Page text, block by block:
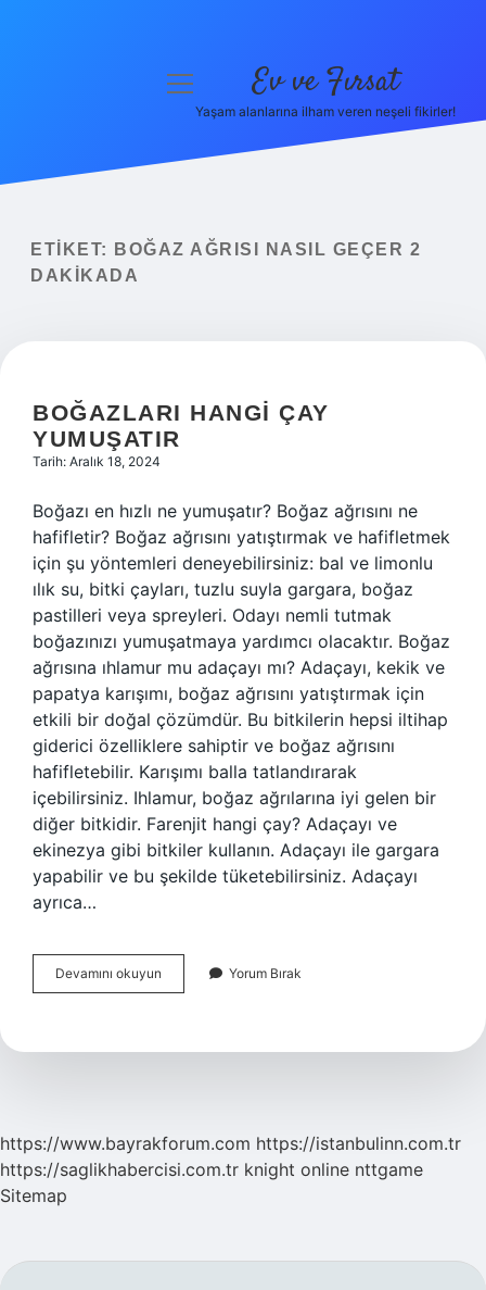
Yasal Uyarı
menüyü
Ev ve Fırsat
Yaşam alanlarına ilham veren neşeli fikirler!
ETIKET:
BOĞAZ AĞRISI NASIL GEÇER 2
DAKIKADA
BOĞAZLARI HANGI ÇAY
YUMUŞATIR
Tarih: Aralık 18, 2024
Boğazı en hızlı ne yumuşatır? Boğaz ağrısını ne
hafifletir? Boğaz ağrısını yatıştırmak ve hafifletmek
için şu yöntemleri deneyebilirsiniz: bal ve limonlu
ılık su, bitki çayları, tuzlu suyla gargara, boğaz
pastilleri veya spreyleri. Odayı nemli tutmak
boğazınızı yumuşatmaya yardımcı olacaktır. Boğaz
ağrısına ıhlamur mu adaçayı mı? Adaçayı, kekik ve
papatya karışımı, boğaz ağrısını yatıştırmak için
etkili bir doğal çözümdür. Bu bitkilerin hepsi iltihap
giderici özelliklere sahiptir ve boğaz ağrısını
hafifletebilir. Karışımı balla tatlandırarak
içebilirsiniz. Ihlamur, boğaz ağrılarına iyi gelen bir
diğer bitkidir. Farenjit hangi çay? Adaçayı ve
ekinezya gibi bitkiler kullanın. Adaçayı ile gargara
yapabilir ve bu şekilde tüketebilirsiniz. Adaçayı
ayrıca…
Devamını okuyun Boğazları
Hangi
Yorum Bırak
https://www.bayrakforum.com https://istanbulinn.com.tr
https://saglikhabercisi.com.tr knight online nttgame
Sitemap